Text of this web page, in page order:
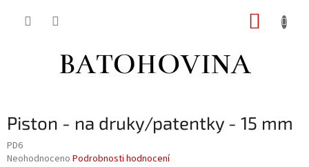
Piston - na druky/patentky - 15 mm
PD6
Průměrné
Neohodnoceno Podrobnosti hodnocení